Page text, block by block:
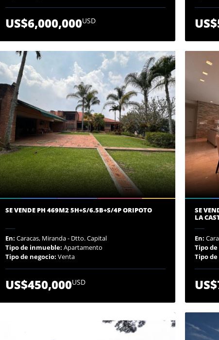
US$6,000,000USD
SE VENDE PH 469M2 5H+S/6.5B+S/4P ORIPOTO
En: Caracas, Miranda - Dtto. Capital
Tipo de inmueble: Apartamento
Tipo de negocio: Venta
US$450,000USD
SE
LA
En:
Tipo
Tipo